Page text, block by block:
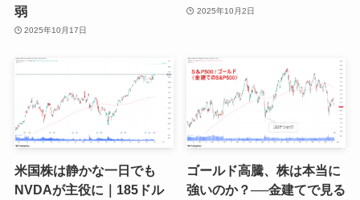
弱
2025年10月17日
2025年10月2日
米国株は静かな一日でも
NVDAが主役に｜185ドル
ゴールド高騰、株は本当に
強いのか？──金建てで見る